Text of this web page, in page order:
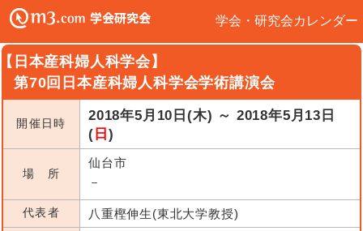
学会・研究会カレンダー
日本産科婦人科学会】
第70回日本産科婦人科学会学術講演会
開催日時
2018年5月10日(木) ～ 2018年5月13日
( 日 )
場 所
仙台市
－
代表者 八重樫伸生(東北大学教授)